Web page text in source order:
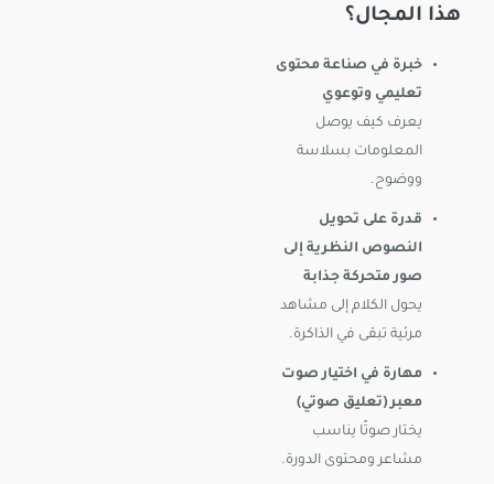
هذا المجال؟
خبرة في صناعة محتوى
تعليمي وتوعوي
يعرف كيف يوصل
المعلومات بسلاسة
ووضوح.
قدرة على تحويل
النصوص النظرية إلى
صور متحركة جذابة
يحول الكلام إلى مشاهد
مرئية تبقى في الذاكرة.
مهارة في اختيار صوت
معبر (تعليق صوتي)
يختار صوتًا يناسب
مشاعر ومحتوى الدورة.